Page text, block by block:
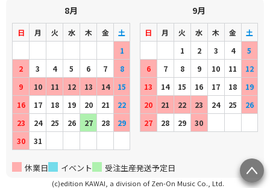
8月
日 月 火 水 木 金
土
1
2
3 4 5 6 7
8
9
10 11 12 13 14
15
16
17 18 19 20 21
22
23
24 25 26 27 28
29
30
31
9月
日 月 火 水 木 金
土
1
2 3 4
5
6
7 8 9 10 11
12
13
14 15 16 17 18
19
20
21 22 23 24 25
26
27
28 29 30
休業日 イベント 受注生産発送予定日
(c)edition KAWAI, a division of Zen-On Music Co., Ltd.